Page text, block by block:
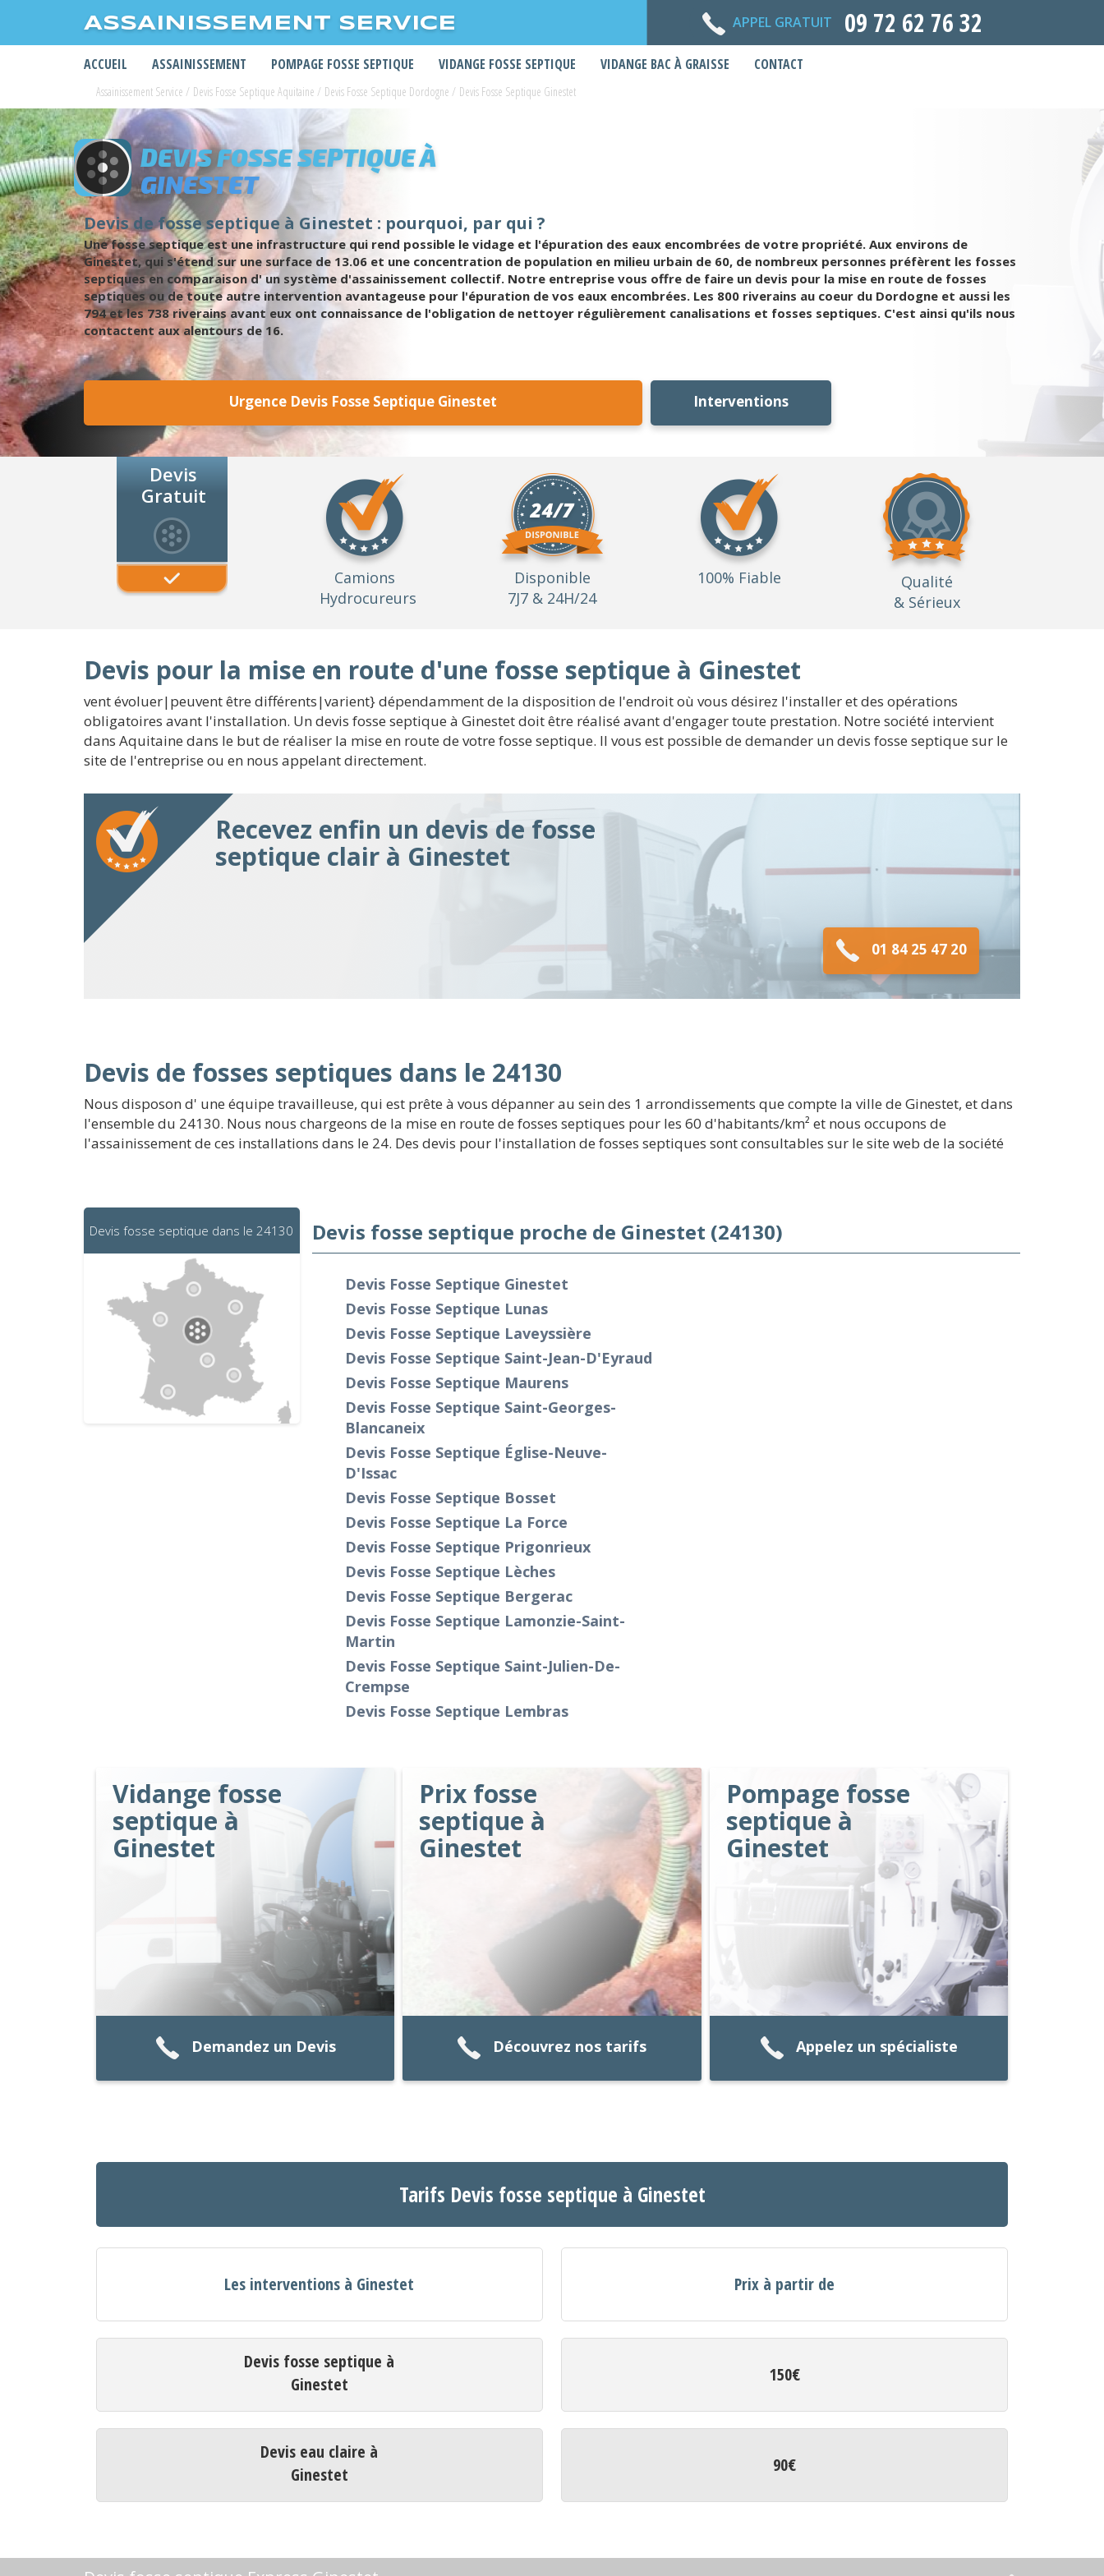
ASSAINISSEMENT SERVICE APPEL GRATUIT 09 72 62 76 32
ACCUEIL ASSAINISSEMENT POMPAGE FOSSE SEPTIQUE VIDANGE FOSSE SEPTIQUE VIDANGE BAC À GRAISSE CONTACT
Assainissement Service / Devis Fosse Septique Aquitaine / Devis Fosse Septique Dordogne / Devis Fosse Septique Ginestet
DEVIS FOSSE SEPTIQUE À
GINESTET
Devis de fosse septique à Ginestet : pourquoi, par qui ?
Une fosse septique est une infrastructure qui rend possible le vidage et l'épuration des eaux encombrées de votre propriété. Aux environs de
Ginestet, qui s'étend sur une surface de 13.06 et une concentration de population en milieu urbain de 60, de nombreux personnes préfèrent les fosses
septiques en comparaison d' un système d'assainissement collectif. Notre entreprise vous offre de faire un devis pour la mise en route de fosses
septiques ou de toute autre intervention avantageuse pour l'épuration de vos eaux encombrées. Les 800 riverains au coeur du Dordogne et aussi les
794 et les 738 riverains avant eux ont connaissance de l'obligation de nettoyer régulièrement canalisations et fosses septiques. C'est ainsi qu'ils nous
contactent aux alentours de 16.
Urgence Devis Fosse Septique Ginestet Interventions
Devis
Gratuit
Camions
Hydrocureurs
Disponible
7J7 & 24H/24
100% Fiable
Qualité
& Sérieux
Devis pour la mise en route d'une fosse septique à Ginestet
vent évoluer|peuvent être différents|varient} dépendamment de la disposition de l'endroit où vous désirez l'installer et des opérations
obligatoires avant l'installation. Un devis fosse septique à Ginestet doit être réalisé avant d'engager toute prestation. Notre société intervient
dans Aquitaine dans le but de réaliser la mise en route de votre fosse septique. Il vous est possible de demander un devis fosse septique sur le
site de l'entreprise ou en nous appelant directement.
Recevez enfin un devis de fosse
septique clair à Ginestet
01 84 25 47 20
Devis de fosses septiques dans le 24130
Nous disposon d' une équipe travailleuse, qui est prête à vous dépanner au sein des 1 arrondissements que compte la ville de Ginestet, et dans
l'ensemble du 24130. Nous nous chargeons de la mise en route de fosses septiques pour les 60 d'habitants/km² et nous occupons de
l'assainissement de ces installations dans le 24. Des devis pour l'installation de fosses septiques sont consultables sur le site web de la société
Devis fosse septique dans le 24130 Devis fosse septique proche de Ginestet (24130)
Devis Fosse Septique Ginestet
Devis Fosse Septique Lunas
Devis Fosse Septique Laveyssière
Devis Fosse Septique Saint-Jean-D'Eyraud
Devis Fosse Septique Maurens
Devis Fosse Septique Saint-Georges-
Blancaneix
Devis Fosse Septique Église-Neuve-
D'Issac
Devis Fosse Septique Bosset
Devis Fosse Septique La Force
Devis Fosse Septique Prigonrieux
Devis Fosse Septique Lèches
Devis Fosse Septique Bergerac
Devis Fosse Septique Lamonzie-Saint-
Martin
Devis Fosse Septique Saint-Julien-De-
Crempse
Devis Fosse Septique Lembras
Vidange fosse
septique à
Ginestet
Demandez un Devis
Prix fosse
septique à
Ginestet
Découvrez nos tarifs
Pompage fosse
septique à
Ginestet
Appelez un spécialiste
Tarifs Devis fosse septique à Ginestet
Les interventions à Ginestet Prix à partir de
Devis fosse septique à
Ginestet
150€
Devis eau claire à
Ginestet
90€